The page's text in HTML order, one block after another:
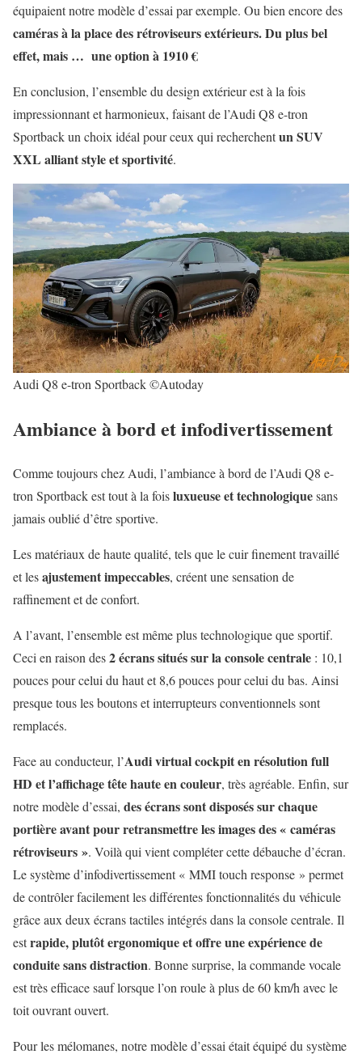
équipaient notre modèle d’essai par exemple. Ou bien encore des
caméras à la place des rétroviseurs extérieurs. Du plus bel
effet, mais … une option à 1910 €
En conclusion, l’ensemble du design extérieur est à la fois
impressionnant et harmonieux, faisant de l’Audi Q8 e-tron
Sportback un choix idéal pour ceux qui recherchentun SUV
XXL alliant style et sportivité.
Audi Q8 e-tron Sportback ©Autoday
Ambiance à bord et infodivertissement
Comme toujours chez Audi, l’ambiance à bord de l’Audi Q8 e-
tron Sportback est tout à la foisluxueuse et technologiquesans
jamais oublié d’être sportive.
Les matériaux de haute qualité, tels que le cuir finement travaillé
et lesajustement impeccables, créent une sensation de
raffinement et de confort.
A l’avant, l’ensemble est même plus technologique que sportif.
Ceci en raison des2 écrans situés sur la console centrale : 10,1
pouces pour celui du haut et 8,6 pouces pour celui du bas. Ainsi
presque tous les boutons et interrupteurs conventionnels sont
remplacés.
Face au conducteur, l’Audi virtual cockpit en résolution full
HD et l’affichage tête haute en couleur, très agréable. Enfin, sur
notre modèle d’essai, des écrans sont disposés sur chaque
portière avant pour retransmettre les images des « caméras
rétroviseurs ». Voilà qui vient compléter cette débauche d’écran.
Le système d’infodivertissement « MMI touch response » permet
de contrôler facilement les différentes fonctionnalités du véhicule
grâce aux deux écrans tactiles intégrés dans la console centrale. Il
estrapide, plutôt ergonomique et offre une expérience de
conduite sans distraction. Bonne surprise, la commande vocale
est très efficace sauf lorsque l’on roule à plus de 60 km/h avec le
toit ouvrant ouvert.
Pour les mélomanes, notre modèle d’essai était équipé du système